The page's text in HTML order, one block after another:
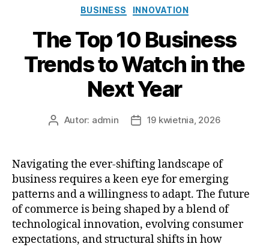
Kategorie
BUSINESS INNOVATION
The Top 10 Business
Trends to Watch in the
Next Year
AutorAutor: admin
Data19 kwietnia, 2026
Navigating the ever-shifting landscape of
business requires a keen eye for emerging
patterns and a willingness to adapt. The future
of commerce is being shaped by a blend of
technological innovation, evolving consumer
expectations, and structural shifts in how